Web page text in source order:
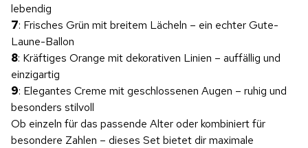
lebendig
7: Frisches Grün mit breitem Lächeln – ein echter Gute-
Laune-Ballon
8: Kräftiges Orange mit dekorativen Linien – auffällig und
einzigartig
9: Elegantes Creme mit geschlossenen Augen – ruhig und
besonders stilvoll
Ob einzeln für das passende Alter oder kombiniert für
besondere Zahlen – dieses Set bietet dir maximale